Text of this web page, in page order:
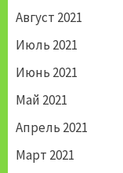
Август 2021
Июль 2021
Июнь 2021
Май 2021
Апрель 2021
Март 2021